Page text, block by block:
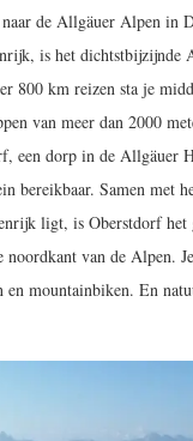
naar de Allgäuer Alpen in
is het dichtstbijzijnde
800 km reizen sta je
van meer dan 2000
een dorp in de Allgäuer
bereikbaar. Samen met
ligt, is Oberstdorf het
noordkant van de Alpen.
en mountainbiken. En